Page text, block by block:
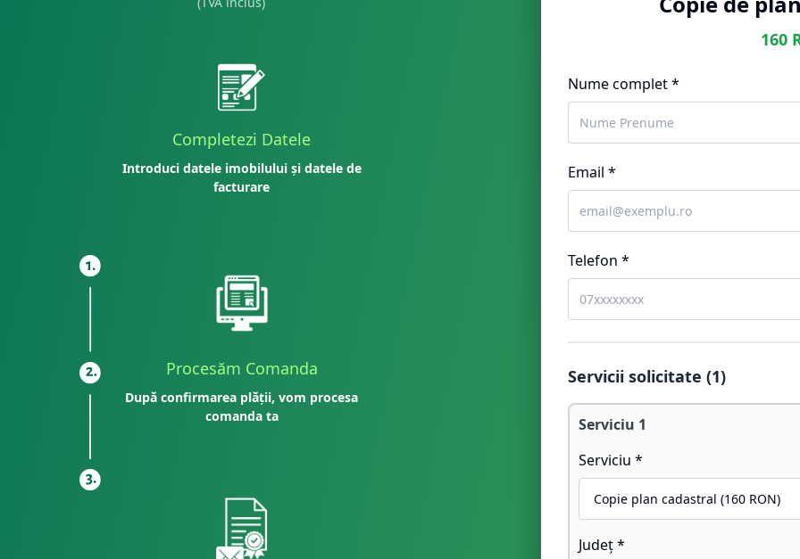
Completezi Datele
Introduci datele imobilului și datele de
facturare
Procesăm Comanda
După confirmarea plății, vom procesa
comanda ta
160
Nume complet *
Email *
Telefon *
Servicii solicitate (1)
Serviciu 1
Serviciu *
Județ *